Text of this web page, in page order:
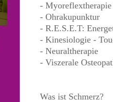
- Myoreflextherapie
- Ohrakupunktur
- R.E.S.E.T:
- Kinesiologie -
- Neuraltherapie
- Viszerale
Was ist Schmerz?